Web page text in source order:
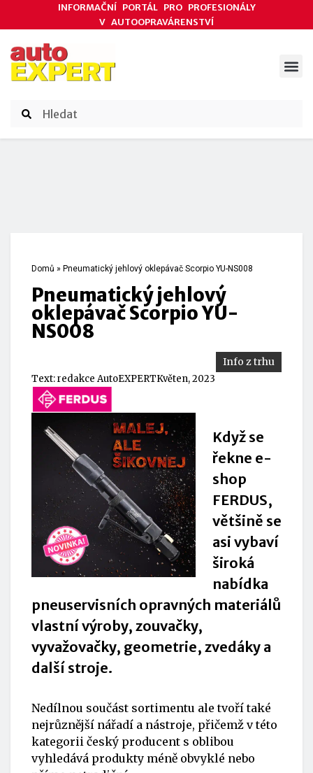
INFORMAČNÍ PORTÁL PRO PROFESIONÁLY
V AUTOOPRAVÁRENSTVÍ
Domů » Pneumatický jehlový oklepávač Scorpio YU-NS008
Pneumatický jehlový
oklepávač Scorpio YU-
NS008
Info z trhu
Text:redakce AutoEXPERTKvěten, 2023
Když se
řekne e-
shop
FERDUS,
většině se
asi vybaví
široká
nabídka
pneuservisních opravných materiálů
vlastní výroby, zouvačky,
vyvažovačky, geometrie, zvedáky a
další stroje.
Nedílnou součást sortimentu ale tvoří také
nejrůznější nářadí a nástroje, přičemž v této
kategorii český producent s oblibou
vyhledává produkty méně obvyklé nebo